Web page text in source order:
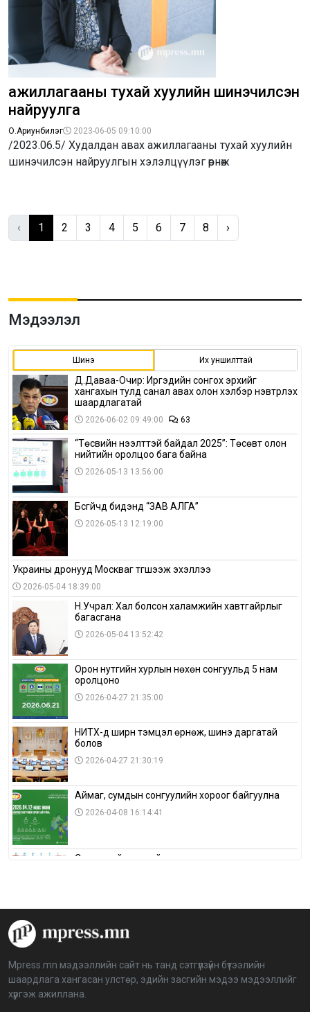
ажиллагааны тухай хуулийн шинэчилсэн
найруулга
О.Ариунбилэг 2023-06-05 09:10:00
/2023.06.5/ Худалдан авах ажиллагааны тухай хуулийн
шинэчилсэн найруулгын хэлэлцүүлэг өрнөж
‹ 1 2 3 4 5 6 7 8 ›
Мэдээлэл
Шинэ Их уншилттай
Д.Даваа-Очир: Иргэдийн сонгох эрхийг
хангахын тулд санал авах олон хэлбэр нэвтрүүлэх
шаардлагатай
2026-06-02 09:49:00 63
“Төсвийн нээлттэй байдал 2025”: Төсөвт олон
нийтийн оролцоо бага байна
2026-05-13 13:56:00
Бүсгүйчүүд бидэнд “ЗАВ АЛГА”
2026-05-13 12:19:00
Украины дронууд Москваг түгшээж эхэллээ
2026-05-04 18:39:00
Н.Учрал: Хал болсон халамжийн хавтгайрлыг
багасгана
2026-05-04 13:52:42
Орон нутгийн хурлын нөхөн сонгуульд 5 нам
оролцоно
2026-04-27 21:35:00
НИТХ-д ширүүн тэмцэл өрнөж, шинэ даргатай
болов
2026-04-27 21:30:19
Аймаг, сумдын сонгуулийн хороог байгуулна
2026-04-08 16:14:41
Сонгуулийн хуулийн зөрчил, шалгах,
аймагт үргэлжилж байна
BTS-ийн тоглолтыг Netflix дэлхий даяар шууд
дамжуулна
Mpress.mn мэдээллийн сайт нь танд сэтгүүлзүйн бүтээлийн
шаардлага хангасан улстөр, эдийн засгийн мэдээ мэдээллийг
хүргэж ажиллана.